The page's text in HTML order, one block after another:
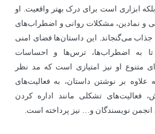
ابزاری است برای درک بهتر واقعیت. او
و نمادین، مشکلات روانی و اضطراب‌های
می‌گنجاند. این داستان‌ها فضای امنی
تا به اضطراب‌ها، ترس‌ها و احساسات
متنوع او نیز امتیازی است که مد نظر
علاوه بر نوشتن داستان، به فعالیت‌های
فعالیت‌های تشکلی مانند اداره کردن
نویسندگان و… نیز پرداخته است.